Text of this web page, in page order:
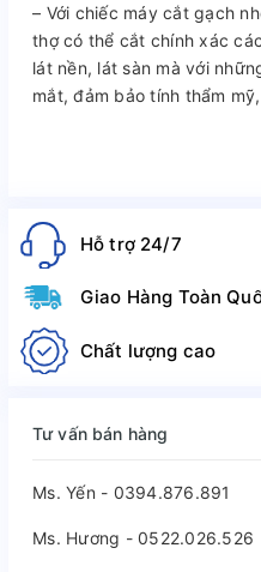
– Với chiếc máy cắt gạch
thợ có thể cắt chính xác
lát nền, lát sàn mà với
mắt, đảm bảo tính thẩm
Hỗ trợ 24/7
Giao Hàng Toàn
Chất lượng cao
Tư vấn bán hàng
Ms. Yến - 0394.876.891
Ms. Hương - 0522.026.526